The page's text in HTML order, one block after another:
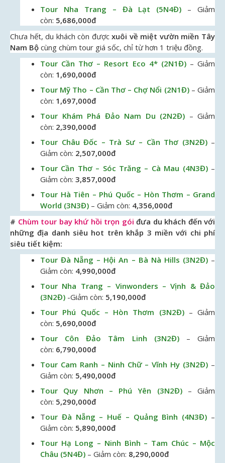
Tour Nha Trang – Đà Lạt (5N4Đ)
– Giảm
còn: 5,686,000đ
Chưa hết, du khách còn được xuôi về miệt vườn miền Tây
Nam Bộ cùng chùm tour giá sốc, chỉ từ hơn 1 triệu đồng.
Tour Cần Thơ – Resort Eco 4* (2N1Đ) – Giảm
còn: 1,690,000đ
Tour Mỹ Tho – Cần Thơ – Chợ Nổi (2N1Đ) – Giảm
còn: 1,697,000đ
Tour Khám Phá Đảo Nam Du (2N2Đ) – Giảm
còn: 2,390,000đ
Tour Châu Đốc – Trà Sư – Cần Thơ (3N2Đ) –
Giảm còn: 2,507,000đ
Tour Cần Thơ – Sóc Trăng – Cà Mau (4N3Đ) –
Giảm còn: 3,857,000đ
Tour Hà Tiên – Phú Quốc – Hòn Thơm – Grand
World (3N3Đ) – Giảm còn: 4,356,000đ
# Chùm tour bay khứ hồi trọn gói đưa du khách đến với
những địa danh siêu hot trên khắp 3 miền với chi phí
siêu tiết kiệm:
Tour Đà Nẵng – Hội An – Bà Nà Hills (3N2Đ) –
Giảm còn: 4,990,000đ
Tour Nha Trang – Vinwonders – Vịnh & Đảo
(3N2Đ) -Giảm còn: 5,190,000đ
Tour Phú Quốc – Hòn Thơm (3N2Đ) – Giảm
còn: 5,690,000đ
Tour Côn Đảo Tâm Linh (3N2Đ)
– Giảm
còn: 6,790,000đ
Tour Cam Ranh – Ninh Chữ – Vĩnh Hy (3N2Đ) –
Giảm còn: 5,490,000đ
Tour Quy Nhơn – Phú Yên (3N2Đ)
– Giảm
còn: 5,290,000đ
Tour Đà Nẵng – Huế – Quảng Bình (4N3Đ) –
Giảm còn: 5,890,000đ
Tour Hạ Long – Ninh Bình – Tam Chúc – Mộc
Châu (5N4Đ) – Giảm còn: 8,290,000đ